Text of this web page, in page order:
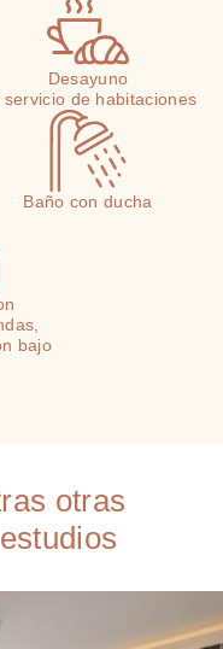
Desayuno
servicio de habitaciones
Baño con ducha
bajo
otras